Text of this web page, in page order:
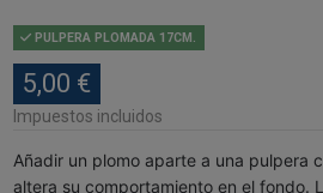
PULPERA PLOMADA 17CM.
5,00 €
Impuestos incluidos
Añadir un plomo aparte a una pulpera
altera su comportamiento en el fondo.